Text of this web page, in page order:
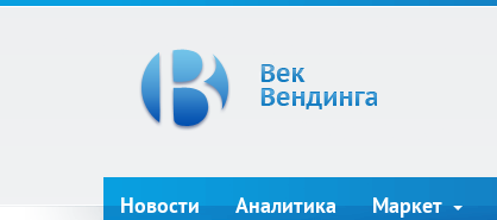
Новости Аналитика Маркет